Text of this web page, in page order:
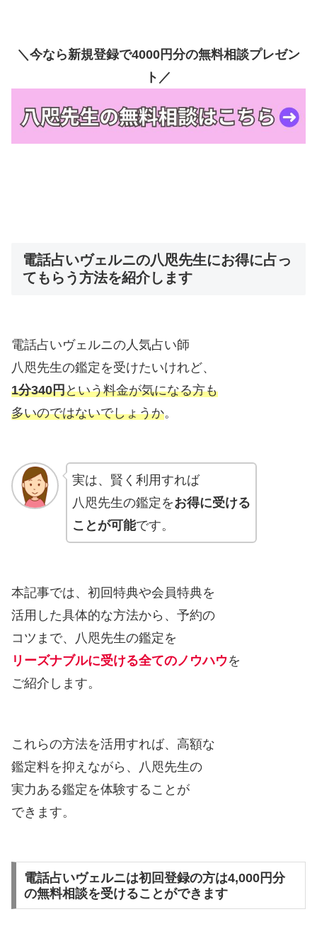
＼今なら新規登録で4000円分の無料相談プレゼン
ト／
電話占いヴェルニの八咫先生にお得に占っ
てもらう方法を紹介します
電話占いヴェルニの人気占い師
八咫先生の鑑定を受けたいけれど、
1分340円という料金が気になる方も
多いのではないでしょうか。
実は、賢く利用すれば
八咫先生の鑑定をお得に受ける
ことが可能です。
本記事では、初回特典や会員特典を
活用した具体的な方法から、予約の
コツまで、八咫先生の鑑定を
リーズナブルに受ける全てのノウハウを
ご紹介します。
これらの方法を活用すれば、高額な
鑑定料を抑えながら、八咫先生の
実力ある鑑定を体験することが
できます。
電話占いヴェルニは初回登録の方は4,000円分
の無料相談を受けることができます